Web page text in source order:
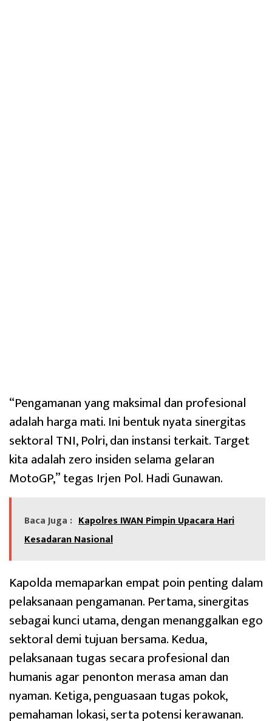
“Pengamanan yang maksimal dan profesional
adalah harga mati. Ini bentuk nyata sinergitas
sektoral TNI, Polri, dan instansi terkait. Target
kita adalah zero insiden selama gelaran
MotoGP,” tegas Irjen Pol. Hadi Gunawan.
Baca Juga : Kapolres IWAN Pimpin Upacara Hari
Kesadaran Nasional
Kapolda memaparkan empat poin penting dalam
pelaksanaan pengamanan. Pertama, sinergitas
sebagai kunci utama, dengan menanggalkan ego
sektoral demi tujuan bersama. Kedua,
pelaksanaan tugas secara profesional dan
humanis agar penonton merasa aman dan
nyaman. Ketiga, penguasaan tugas pokok,
pemahaman lokasi, serta potensi kerawanan.